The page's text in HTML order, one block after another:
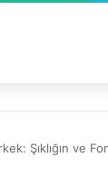
Şıklığın ve